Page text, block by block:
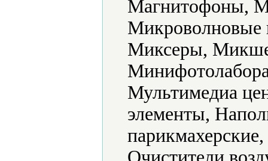
Магнитофоны,
Миксеры,
Мультимедиа
элементы,